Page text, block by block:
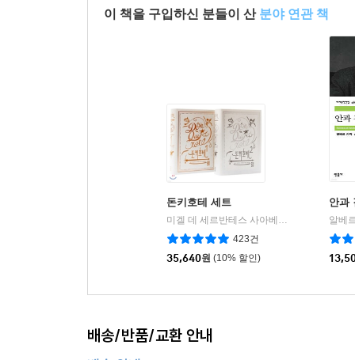
이 책을 구입하신 분들이 산 분야 연관 책
돈키호테 세트
미겔 데 세르반테스 사아베드라 저/안영옥 역
423건
35,640원 (10% 할인)
안과
알베
배송/반품/교환 안내